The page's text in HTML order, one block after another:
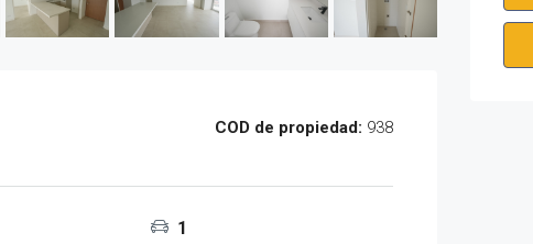
COD de propiedad: 938
1